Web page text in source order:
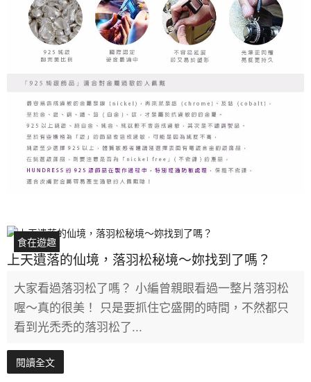
食在遊趣
上天遺落的仙境，落羽松秘境～妳找到了嗎？
大家看過落羽松了嗎？ 小編曾親眼看過一整片落羽松
喔～真的很美！ 只是要抓住它盛開的時間，不然都只
看到光禿禿的落羽松了...
閱讀全文